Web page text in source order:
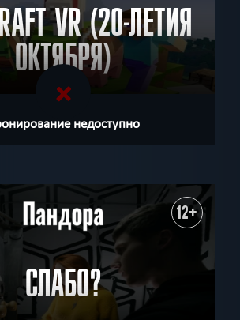
VR (20-ЛЕТИЯ
ОКТЯБРЯ)
недоступно
12+
СЛАБО?